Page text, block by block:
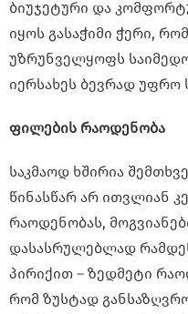
ბიუჯეტური და
იყოს გასაჭიმი ჭერი,
უზრუნველყოფს
იერსახეს ბევრად უფრო
ფილების რაოდენობა
საკმაოდ ხშირია
წინასწარ არ ითვლიან
რაოდენობას,
დასასრულებლად
პირიქით – ზედმეტი
რომ ზუსტად